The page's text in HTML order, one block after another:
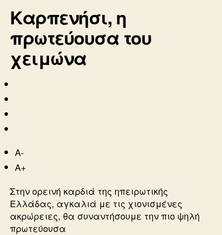
Καρπενήσι, η
πρωτεύουσα του
χειμώνα
A-
A+
Στην ορεινή καρδιά της ηπειρωτικής
Ελλάδας, αγκαλιά με τις χιονισμένες
ακρώρειες, θα συναντήσουμε την πιο ψηλή
πρωτεύουσα